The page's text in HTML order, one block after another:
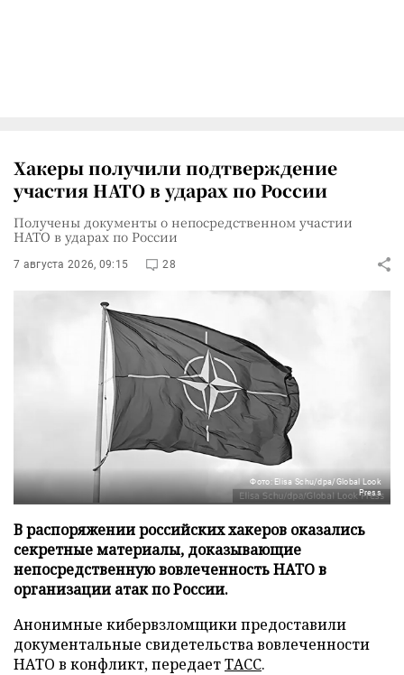
Хакеры получили подтверждение
участия НАТО в ударах по России
Получены документы о непосредственном участии
НАТО в ударах по России
7 августа 2026, 09:15 28
Фото: Elisa Schu/dpa/Global Look
Press
В распоряжении российских хакеров оказались
секретные материалы, доказывающие
непосредственную вовлеченность НАТО в
организации атак по России.
Анонимные кибервзломщики предоставили
документальные свидетельства вовлеченности
НАТО в конфликт, передаетТАСС.